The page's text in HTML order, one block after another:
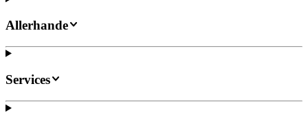
Allerhande
Services